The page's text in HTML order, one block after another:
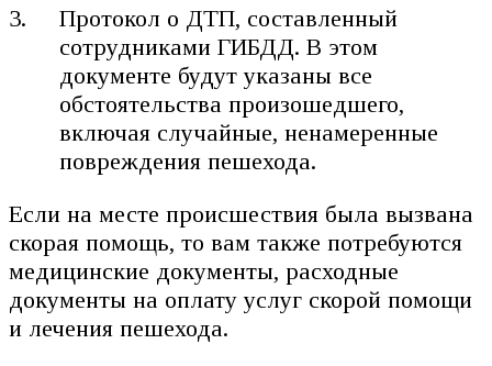
Протокол о ДТП, составленный
сотрудниками ГИБДД. В этом
документе будут указаны все
обстоятельства произошедшего,
включая случайные, ненамеренные
повреждения пешехода.
Если на месте происшествия была вызвана
скорая помощь, то вам также потребуются
медицинские документы, расходные
документы на оплату услуг скорой помощи
и лечения пешехода.